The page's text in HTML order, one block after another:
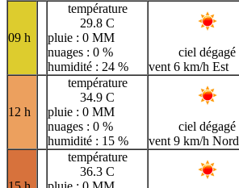
09 h
température
29.8 C
pluie : 0 MM
nuages : 0 %
humidité : 24 %
ciel dégagé
vent 6 km/h Est
12 h
température
34.9 C
pluie : 0 MM
nuages : 0 %
humidité : 15 %
ciel dégagé
vent 9 km/h Nord
température
36.3 C